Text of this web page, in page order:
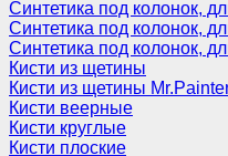
Синтетика под колонок,
Синтетика под колонок,
Синтетика под колонок,
Кисти из щетины
Кисти из щетины
Кисти веерные
Кисти круглые
Кисти плоские